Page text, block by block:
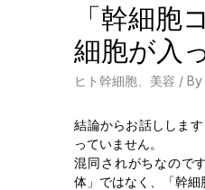
「幹細胞
細胞が入
ヒト幹細胞 美容 /
結論からお話ししま
っていません。
混同されがちなので
体」ではなく、「幹細